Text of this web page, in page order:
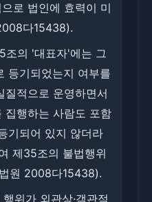
로 법인에 효력이 미
다15438).
조의 '대표자'에는 그
등기되었는지 여부를
질적으로 운영하면서
집행하는 사람도 포함
기되어 있지 않더라
제35조의 불법행위
원 2008다15438).
위가 외관상·객관적